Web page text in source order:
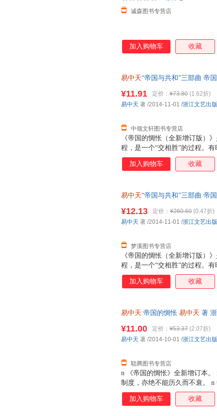
诚森图书专营店
加入购物车 收藏
易中天“帝国与共和”三部曲 帝
换】
《帝国的惆怅（全新增订版）
程，是一个“交相胜”的过程。
麻烦仅仅在于，人家比我们强
黄花。这才让人惆怅。惆怅，
失，包括汉唐盛世之辉煌，鸦
是有利有弊。没有利，就不会
终结，也一定会终结。终结之
¥11.91 定价： ¥73.80 (1.62折)
中领文轩图书专营店
易中天 著 /2014-11-01 /浙江文艺出
加入购物车 收藏
易中天“帝国与共和”三部曲 帝
套，电子发票！
《帝国的惆怅（全新增订版）
程，是一个“交相胜”的过程。
麻烦仅仅在于，人家比我们强
黄花。这才让人惆怅。惆怅，
失，包括汉唐盛世之辉煌，鸦
是有利有弊。没有利，就不会
终结，也一定会终结。终结之
¥12.13 定价： ¥260.60 (0.47折)
梦溪图书专营店
易中天 著 /2014-11-01 /浙江文艺出
加入购物车 收藏
易中天:帝国的惆怅 易中天 著
n 《帝国的惆怅》全新增订本
制度，亦绝不能历久而不衰。
好的。 n 但久而久之，帝国制
很多种。 n 常规的是“正说”，
¥11.00 定价： ¥53.37 (2.07折)
聪腾图书专营店
易中天 著 /2014-10-01 /浙江文艺出
加入购物车 收藏